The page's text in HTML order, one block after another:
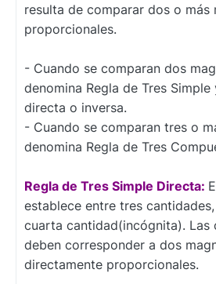
resulta de comparar dos o más
proporcionales.
- Cuando se comparan dos
denomina Regla de Tres Simple
directa o inversa.
- Cuando se comparan tres o
denomina Regla de Tres
Regla de Tres Simple Directa:
establece entre tres
cuarta cantidad(incógnita). Las
deben corresponder a dos
directamente proporcionales.